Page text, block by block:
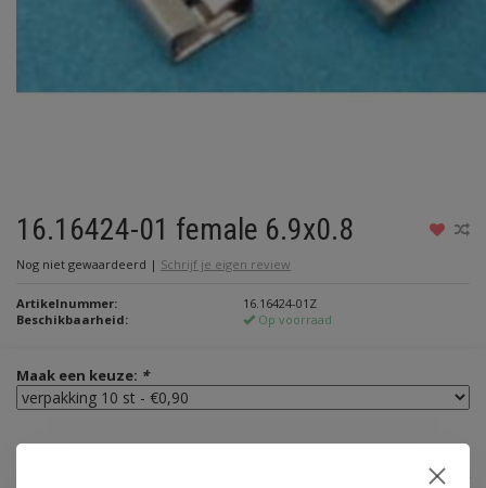
16.16424-01 female 6.9x0.8
Nog niet gewaardeerd | Schrijf je eigen review
Artikelnummer:
16.16424-01Z
Beschikbaarheid:
Op voorraad
Maak een keuze: *
€0,90
Incl. btw